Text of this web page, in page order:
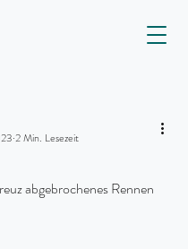
2 Min. Lesezeit
abgebrochenes Rennen